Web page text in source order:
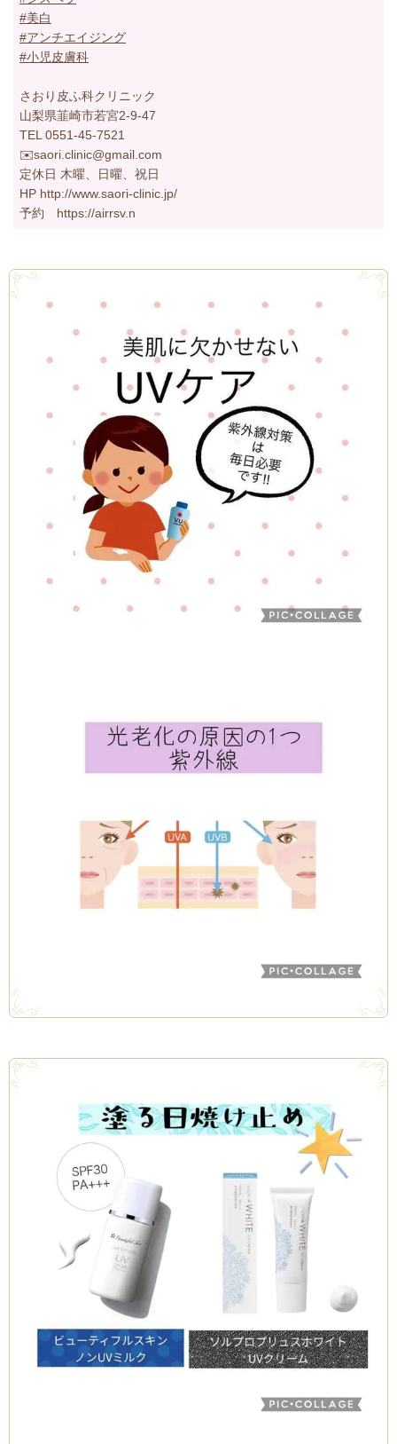
#美白
#アンチエイジング
#小児皮膚科
さおり皮ふ科クリニック
山梨県韮崎市若宮2-9-47
TEL 0551-45-7521
✉️saori.clinic@gmail.com
定休日 木曜、日曜、祝日
HP http://www.saori-clinic.jp/
予約 https://airrsv.n